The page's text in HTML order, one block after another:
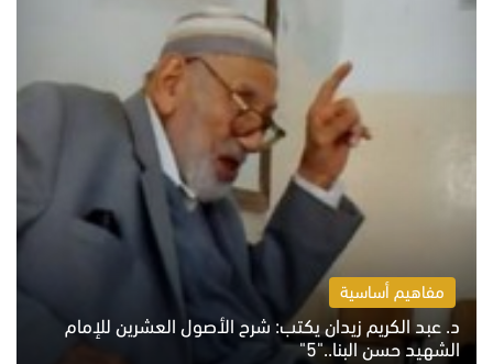
مفاهيم أساسية
د. عبد الكريم زيدان يكتب: شرح الأصول العشرين للإمام
الشهيد حسن البنا.."5"